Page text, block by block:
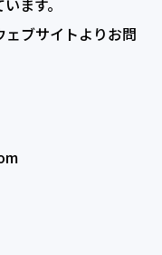
ます。
ブサイトよりお問